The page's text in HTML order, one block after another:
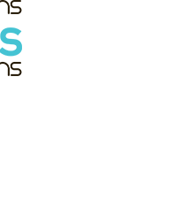
περιεχόμενο